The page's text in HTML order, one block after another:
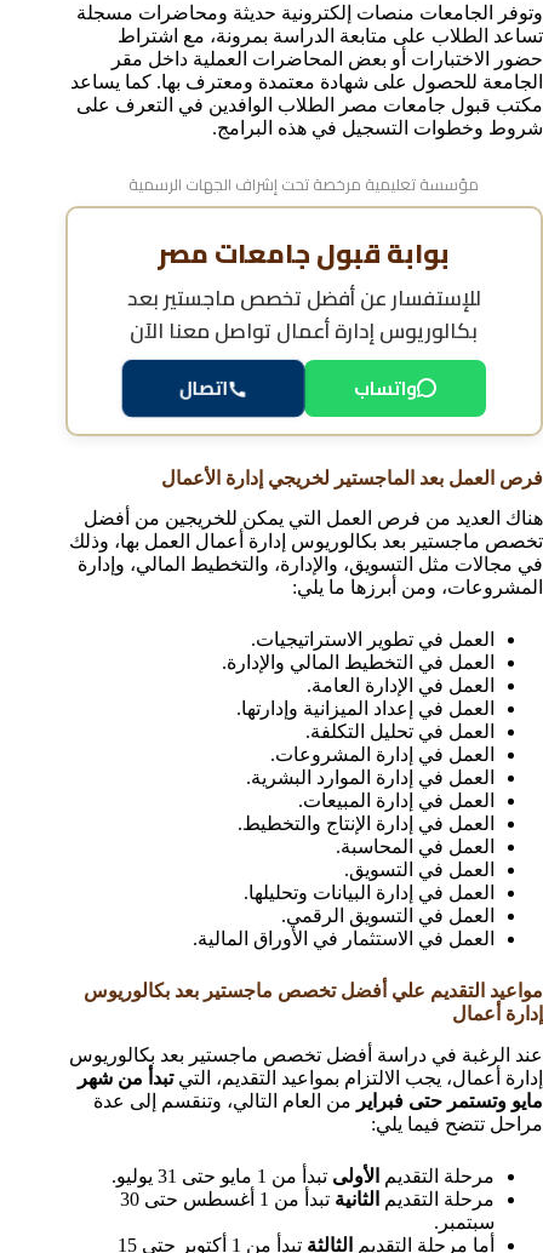
وتوفر الجامعات منصات إلكترونية حديثة ومحاضرات مسجلة
تساعد الطلاب على متابعة الدراسة بمرونة، مع اشتراط
حضور الاختبارات أو بعض المحاضرات العملية داخل مقر
الجامعة للحصول على شهادة معتمدة ومعترف بها. كما يساعد
مكتب قبول جامعات مصر الطلاب الوافدين في التعرف على
شروط وخطوات التسجيل في هذه البرامج.
مؤسسة تعليمية مرخصة تحت إشراف الجهات الرسمية
بوابة قبول جامعات مصر
للإستفسار عنأفضل تخصص ماجستير بعد
بكالوريوس إدارة أعمالتواصل معنا الآن
واتساب اتصال
فرص العمل بعد الماجستير لخريجي إدارة الأعمال
هناك العديد من فرص العمل التي يمكن للخريجين من أفضل
تخصص ماجستير بعد بكالوريوس إدارة أعمال العمل بها، وذلك
في مجالات مثل التسويق، والإدارة، والتخطيط المالي، وإدارة
المشروعات، ومن أبرزها ما يلي:
العمل في تطوير الاستراتيجيات.
العمل في التخطيط المالي والإدارة.
العمل في الإدارة العامة.
العمل في إعداد الميزانية وإدارتها.
العمل في تحليل التكلفة.
العمل في إدارة المشروعات.
العمل في إدارة الموارد البشرية.
العمل في إدارة المبيعات.
العمل في إدارة الإنتاج والتخطيط.
العمل في المحاسبة.
العمل في التسويق.
العمل في إدارة البيانات وتحليلها.
العمل في التسويق الرقمي.
العمل في الاستثمار في الأوراق المالية.
مواعيد التقديم علي أفضل تخصص ماجستير بعد بكالوريوس
إدارة أعمال
عند الرغبة في دراسة أفضل تخصص ماجستير بعد بكالوريوس
إدارة أعمال، يجب الالتزام بمواعيد التقديم، التيتبدأ من شهر
مايو وتستمر حتى فبراير من العام التالي، وتنقسم إلى عدة
مراحل تتضح فيما يلي:
مرحلة التقديم الأولى تبدأ من 1 مايو حتى 31 يوليو.
مرحلة التقديم
الثانية
تبدأ من 1 أغسطس حتى 30
سبتمبر.
أما مرحلة التقديم
الثالثة تبدأ من 1 أكتوبر حتى 15